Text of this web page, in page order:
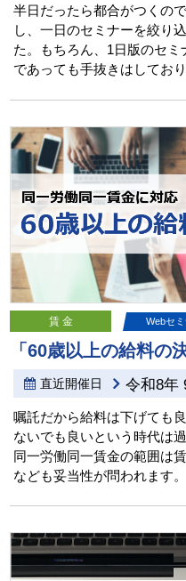
半日だったら都合がつくの
し、一日のセミナーを絞り
た。もちろん、1日版のセ
であっても手抜きはしており
賃 金 Webセ
「60歳以上の給料の
直近開催日 令和8年
嘱託だから給料は下げても
ないでも良いという時代は過
同一労働同一賃金の範囲は
なども妥当性が問われます。